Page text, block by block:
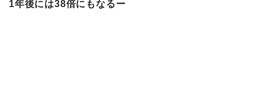
1年後には38倍にもなるー